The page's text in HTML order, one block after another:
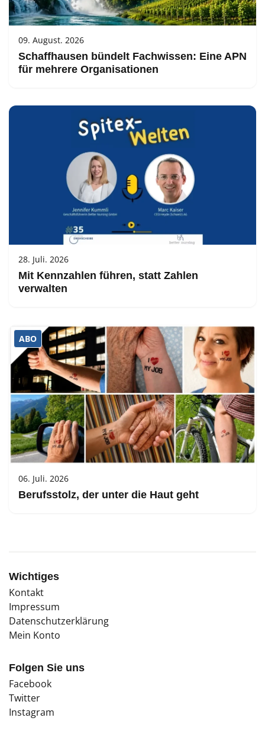
09. August. 2026
Schaffhausen bündelt Fachwissen: Eine APN
für mehrere Organisationen
28. Juli. 2026
Mit Kennzahlen führen, statt Zahlen
verwalten
ABO
06. Juli. 2026
Berufsstolz, der unter die Haut geht
Wichtiges
Kontakt
Impressum
Datenschutzerklärung
Mein Konto
Folgen Sie uns
Facebook
Twitter
Instagram